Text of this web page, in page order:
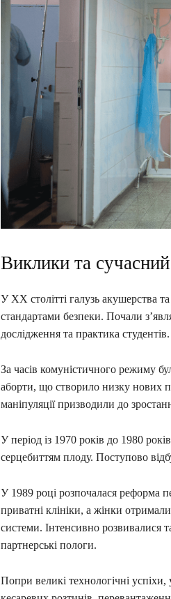
Виклики та
У ХХ столітті галузь акушерства
стандартами безпеки. Почали
дослідження та практика студентів.
За часів комуністичного режиму
аборти, що створило низку нових
маніпуляції призводили до
У період із 1970 років до 1980
серцебиттям плоду. Поступово
У 1989 році розпочалася реформа
приватні клініки, а жінки
системи. Інтенсивно розвивалися
партнерські пологи.
Попри великі технологічні